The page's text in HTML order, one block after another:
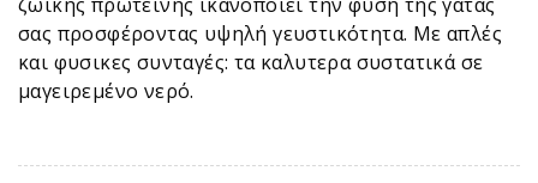
σας προσφέροντας υψηλή γευστικότητα. Με απλές
και φυσικες συνταγές: τα καλυτερα συστατικά σε
μαγειρεμένο νερό.